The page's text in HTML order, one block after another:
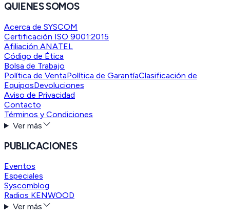
QUIENES SOMOS
Acerca de SYSCOM
Certificación ISO 9001:2015
Afiliación ANATEL
Código de Ética
Bolsa de Trabajo
Política de VentaPolítica de GarantíaClasificación de
EquiposDevoluciones
Aviso de Privacidad
Contacto
Términos y Condiciones
Ver más
PUBLICACIONES
Eventos
Especiales
Syscomblog
Radios KENWOOD
Ver más